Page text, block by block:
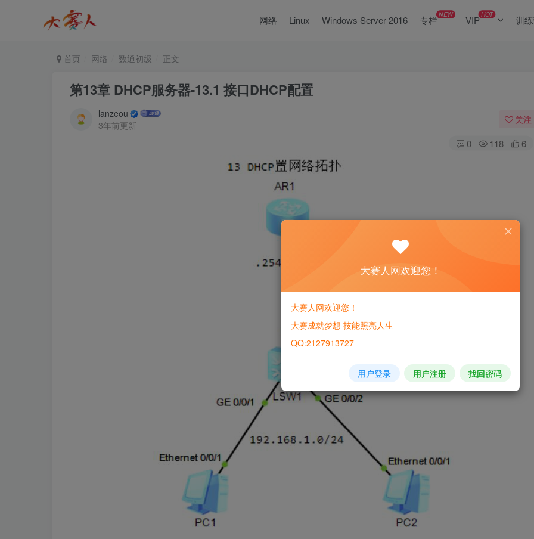
网络 Linux Windows Server 2016 专栏NEW VIPHOT 训
首页 网络 数通初级 正文
第13章 DHCP服务器-13.1 接口DHCP配置
lanzeou
3年前更新
关注
0 118 6
大赛人网欢迎您！
大赛人网欢迎您！
大赛成就梦想 技能照亮人生
QQ:2127913727
用户登录 用户注册 找回密码